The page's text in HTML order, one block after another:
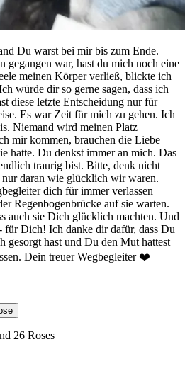
Du warst bei mir bis zum Ende.
gegangen war, hast du mich noch eine
meinen Körper verließ, blickte ich
würde dir so gerne sagen, dass ich
diese letzte Entscheidung nur für
Es war Zeit für mich zu gehen. Ich
Niemand wird meinen Platz
mir kommen, brauchen die Liebe
hatte. Du denkst immer an mich. Das
traurig bist. Bitte, denk nicht
daran wie glücklich wir waren.
dich für immer verlassen
Regenbogenbrücke auf sie warten.
auch sie Dich glücklich machten. Und
für Dich! Ich danke dir dafür, dass Du
gesorgt hast und Du den Mut hattest
Dein treuer Wegbegleiter ❤️
26 Roses